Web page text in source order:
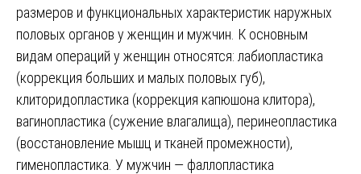
размеров и функциональных характеристик наружных
половых органов у женщин и мужчин. К основным
видам операций у женщин относятся: лабиопластика
(коррекция больших и малых половых губ),
клиторидопластика (коррекция капюшона клитора),
вагинопластика (сужение влагалища), перинеопластика
(восстановление мышц и тканей промежности),
гименопластика. У мужчин — фаллопластика